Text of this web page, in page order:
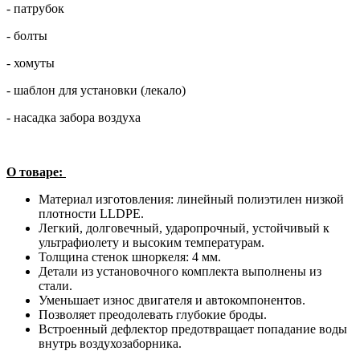
- патрубок
- болты
- хомуты
- шаблон для установки (лекало)
- насадка забора воздуха
О товаре:
Материал изготовления: линейный полиэтилен низкой
плотности LLDPE.
Легкий, долговечный, ударопрочный, устойчивый к
ультрафиолету и высоким температурам.
Толщина стенок шноркеля: 4 мм.
Детали из установочного комплекта выполнены из
стали.
Уменьшает износ двигателя и автокомпонентов.
Позволяет преодолевать глубокие броды.
Встроенный дефлектор предотвращает попадание воды
внутрь воздухозаборника.